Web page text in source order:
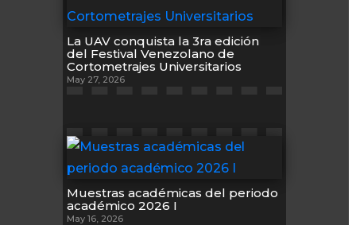
La UAV conquista la 3ra edición
del Festival Venezolano de
Cortometrajes Universitarios
May 27, 2026
Muestras académicas del periodo
académico 2026 I
May 16, 2026